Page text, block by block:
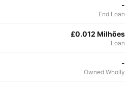
-
End Loan
£0.012 Milhões
Loan
-
Owned Wholly